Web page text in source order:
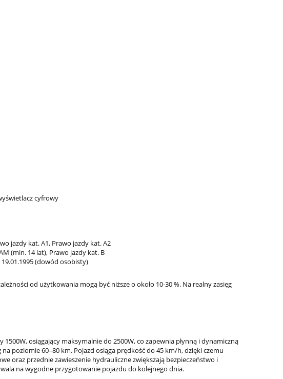
cyfrowy
jazdy kat. A1, Prawo jazdy kat. A2
(min. 14 lat), Prawo jazdy kat. B
(dowód osobisty)
od użytkowania mogą być niższe o około 10-30 %. Na realny zasięg
osiągający maksymalnie do 2500W, co zapewnia płynną i dynamiczną
poziomie 60–80 km. Pojazd osiąga prędkość do 45 km/h, dzięki czemu
oraz przednie zawieszenie hydrauliczne zwiększają bezpieczeństwo i
na wygodne przygotowanie pojazdu do kolejnego dnia.